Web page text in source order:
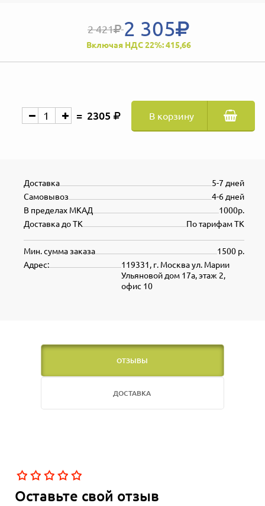
2 421 2 305
Включая НДС 22%: 415,66
2305 В корзину
5-7 дней
Доставка
4-6 дней
Самовывоз
1000р.
В пределах МКАД
По тарифам ТК
Доставка до ТК
1500 р.
Мин. сумма заказа
119331, г. Москва ул. Марии
Ульяновой дом 17а, этаж 2,
офис 10
Адрес:
ОТЗЫВЫ
ДОСТАВКА
Оставьте свой отзыв